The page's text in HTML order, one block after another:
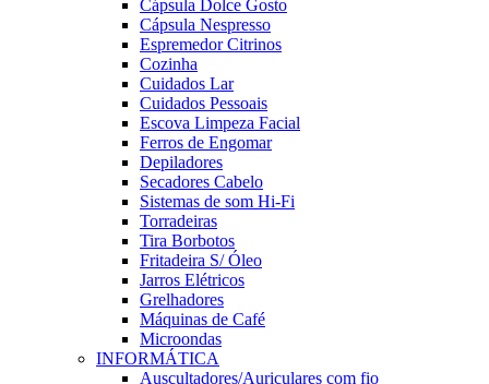
Cápsula Dolce Gosto
Cápsula Nespresso
Espremedor Citrinos
Cozinha
Cuidados Lar
Cuidados Pessoais
Escova Limpeza Facial
Ferros de Engomar
Depiladores
Secadores Cabelo
Sistemas de som Hi-Fi
Torradeiras
Tira Borbotos
Fritadeira S/ Óleo
Jarros Elétricos
Grelhadores
Máquinas de Café
Microondas
INFORMÁTICA
Auscultadores/Auriculares com fio